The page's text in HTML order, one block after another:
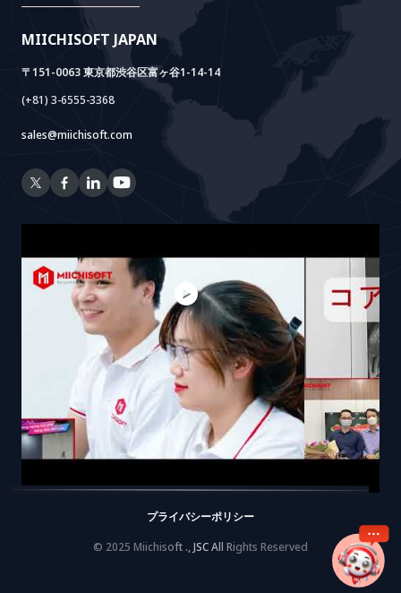
MIICHISOFT JAPAN
〒151-0063 東京都渋谷区富ヶ谷1-14-14
(+81) 3-6555-3368
sales@miichisoft.com
RAG Package
© 2025 Miichisoft ., JSC All Rights Reserved
プライバシーポリシー